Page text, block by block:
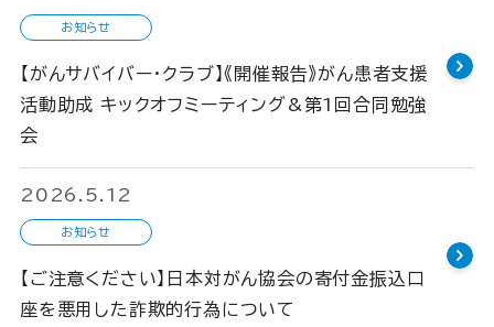
お知らせ
【がんサバイバー・クラブ】《開催報告》がん患者支援
活動助成 キックオフミーティング&第1回合同勉強
会
2026.5.12
お知らせ
【ご注意ください】日本対がん協会の寄付金振込口
座を悪用した詐欺的行為について